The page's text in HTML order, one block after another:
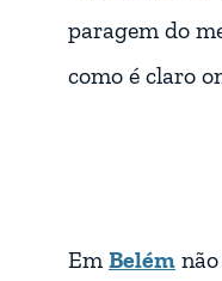
paragem do
como é claro
Em Belém